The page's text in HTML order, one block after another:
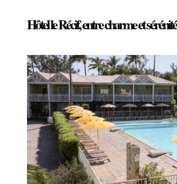
Hôtel le Récif, entre charme et sérénité